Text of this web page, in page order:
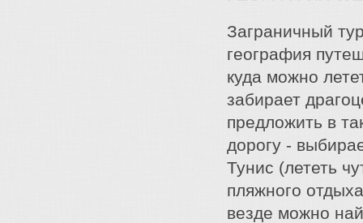
Заграничный
география
куда можно
забирает
предложить в
дорогу -
Тунис (лететь
пляжного
везде можно